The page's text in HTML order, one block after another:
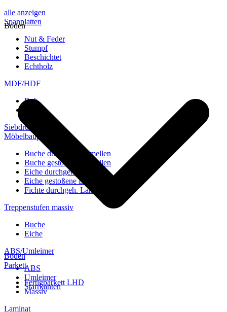
alle anzeigen
Spanplatten
Nut & Feder
Stumpf
Beschichtet
Echtholz
MDF/HDF
Roh
Siebdruckplatten
Möbelbauplatten
Buche durchgeh. Lamellen
Buche gestoßene Lamellen
Eiche durchgeh. Lamellen
Eiche gestoßene Lamellen
Fichte durchgeh. Lamellen
Treppenstufen massiv
Buche
Eiche
ABS/Umleimer
ABS
Umleimer
Starrkanten
Boden
Boden
Parkett
Fertigparkett LHD
Massiv
Laminat